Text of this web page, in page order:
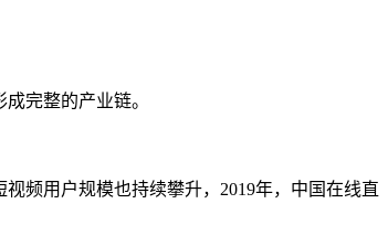
完整的产业链。
频用户规模也持续攀升，2019年，中国在线直